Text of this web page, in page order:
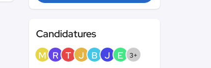
Candidatures
M R T J B J E 3+